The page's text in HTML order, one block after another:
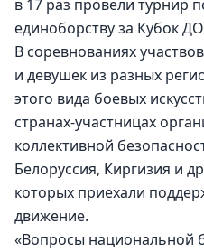
в 17 раз провели турнир
единоборству за Кубок
В соревнованиях
и девушек из разных
этого вида боевых
странах-участницах
коллективной
Белоруссия, Киргизия и
которых приехали
движение.
«Вопросы национальной